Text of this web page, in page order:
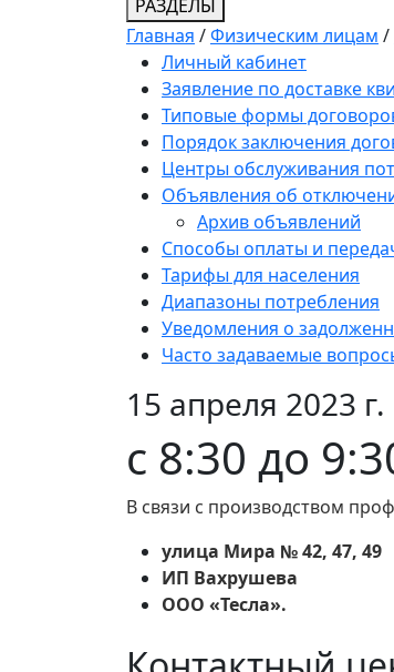
РАЗДЕЛЫ
Главная /Физическим лицам /
Личный кабинет
Заявление по доставке
Типовые формы
Порядок заключения
Центры обслуживания
Объявления об
Архив объявлений
Способы оплаты и
Тарифы для населения
Диапазоны потребления
Уведомления о
Часто задаваемые
15 апреля 2023 г.
с 8:30 до
В связи с производством
улица Мира № 42, 47, 49
ИП Вахрушева
ООО «Тесла».